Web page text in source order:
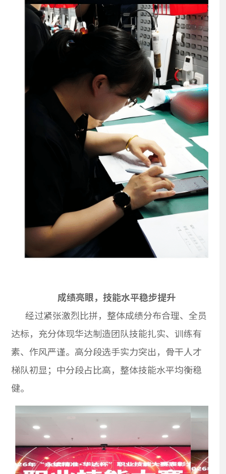
成绩亮眼，技能水平稳步提升
经过紧张激烈比拼，整体成绩分布合理、全员
达标，充分体现华达制造团队技能扎实、训练有
素、作风严谨。高分段选手实力突出，骨干人才
梯队初显；中分段占比高，整体技能水平均衡稳
健。